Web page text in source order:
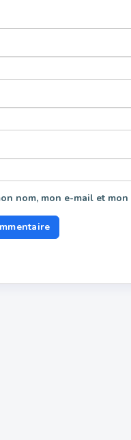
nom, mon e-mail et